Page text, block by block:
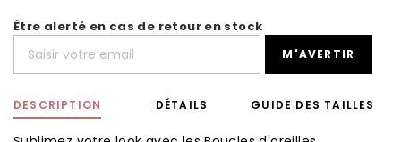
Être alerté en cas de retour en stock
M'AVERTIR
DESCRIPTION DÉTAILS GUIDE DES TAILLES